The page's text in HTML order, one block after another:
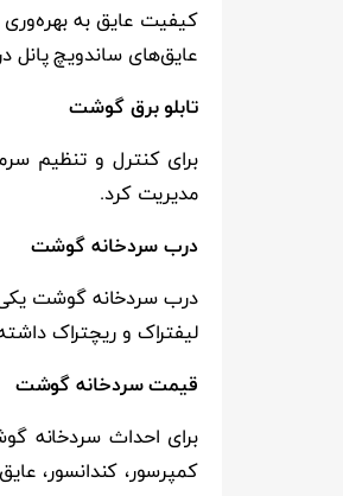
کیفیت عایق به
عایق‌های ساندویچ پانل
تابلو برقگوشت
برای کنترل و تنظیم
مدیریت کرد.
درب سردخانهگوشت
درب سردخانه گوشت یکی
لیفتراک و ریچتراک
​​قیمت سردخانهگوشت
برای احداث سردخانه
کمپرسور، کندانسور،